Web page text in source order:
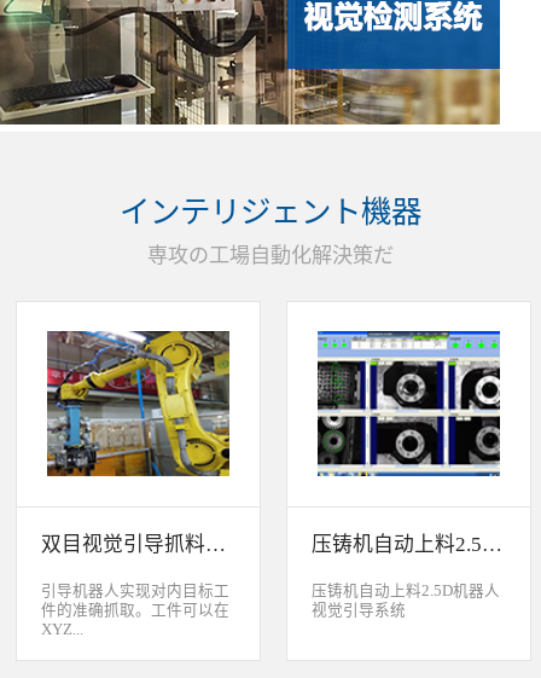
インテリジェント機器
専攻の工場自動化解決策だ
双目视觉引导抓料系统
引导机器人实现对内目标工
件的准确抓取。工件可以在
XYZ...
压铸机自动上料2.5D机器人视觉引导系统
压铸机自动上料2.5D机器人
视觉引导系统